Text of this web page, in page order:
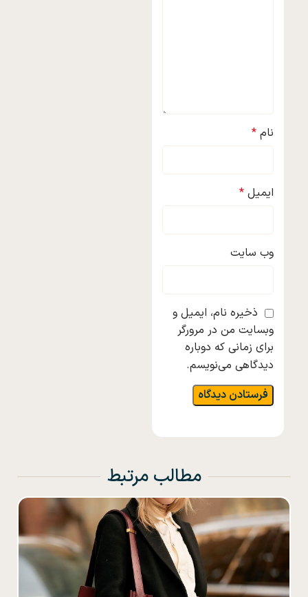
نام *
ایمیل *
وب‌ سایت
ذخیره نام، ایمیل و
وبسایت من در مرورگر
برای زمانی که دوباره
دیدگاهی می‌نویسم.
مطالب مرتبط